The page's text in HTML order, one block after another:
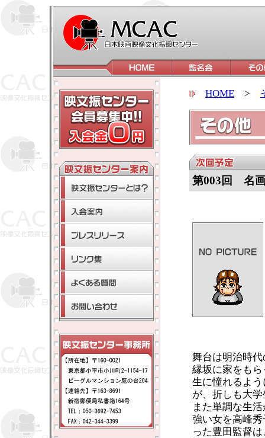
HOME >
第003回 名
舞台は明治時
縁坂に家をも
生に憧れるよ
が、折しも大
また単調な生
強い女を高峰
った豊田監督